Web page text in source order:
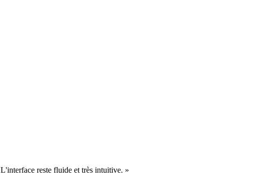
reste fluide et très intuitive. »